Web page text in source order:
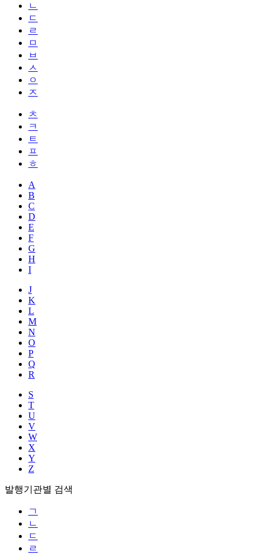
ㄴ
ㄷ
ㄹ
ㅁ
ㅂ
ㅅ
ㅇ
ㅈ
ㅊ
ㅋ
ㅌ
ㅍ
ㅎ
A
B
C
D
E
F
G
H
I
J
K
L
M
N
O
P
Q
R
S
T
U
V
W
X
Y
Z
발행기관별 검색
ㄱ
ㄴ
ㄷ
ㄹ